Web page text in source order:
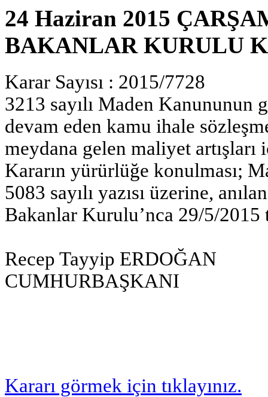
24 Haziran 2015
BAKANLAR KURULU
Karar Sayısı : 2015/7728
3213 sayılı Maden Kanununun
devam eden kamu ihale
meydana gelen maliyet
Kararın yürürlüğe konulması;
5083 sayılı yazısı üzerine,
Bakanlar Kurulu’nca 29/5/2015
Recep Tayyip ERDOĞAN
CUMHURBAŞKANI
Kararı görmek için tıklayınız.